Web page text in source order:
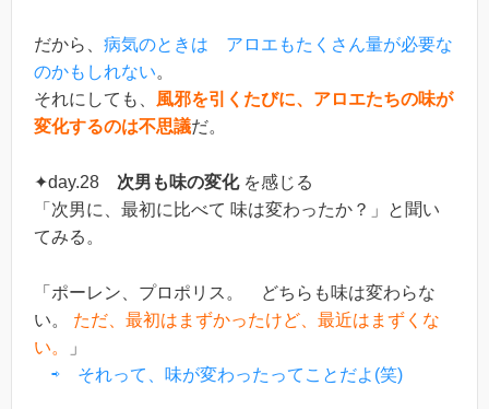
だから、 病気のときは アロエもたくさん量が必要な
のかもしれない。
それにしても、 風邪を引くたびに、アロエたちの味が
変化するのは不思議だ。
✦day.28 次男も味の変化を感じる
「次男に、最初に比べて 味は変わったか？」と聞い
てみる。
「ポーレン、プロポリス。 どちらも味は変わらな
い。 ただ、最初はまずかったけど、最近はまずくな
い。
」
⇨ それって、味が変わったってことだよ(笑)